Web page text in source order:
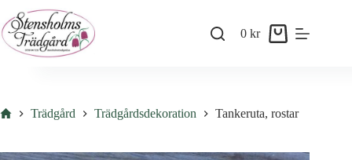
to
content
Shopping
0kr
HemTrädgård Trädgårdsdekoration Tankeruta, rostar